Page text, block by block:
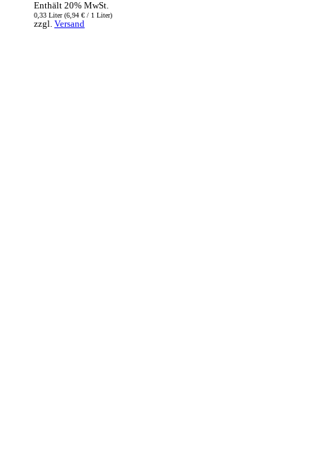
Enthält 20% MwSt.
0,33 Liter (6,94 € / 1 Liter)
zzgl. Versand